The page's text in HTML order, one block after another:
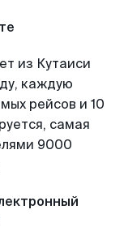
из Кутаиси
каждую
рейсов и 10
самая
9000